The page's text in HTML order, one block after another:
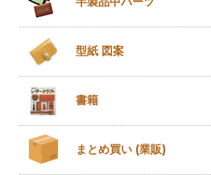
型紙 図案
書籍
まとめ買い (業販)